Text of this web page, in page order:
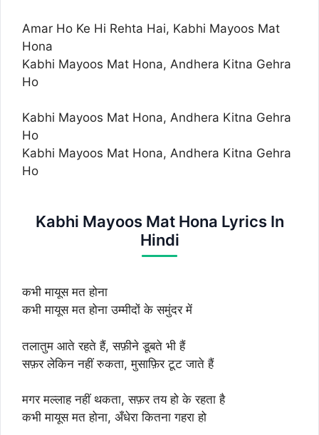
Amar Ho Ke Hi Rehta Hai, Kabhi Mayoos Mat
Hona
Kabhi Mayoos Mat Hona, Andhera Kitna Gehra
Ho
Kabhi Mayoos Mat Hona, Andhera Kitna Gehra
Ho
Kabhi Mayoos Mat Hona, Andhera Kitna Gehra
Ho
Kabhi Mayoos Mat Hona Lyrics In
Hindi
कभी मायूस मत होना
कभी मायूस मत होना उम्मीदों के समुंदर में
तलातुम आते रहते हैं, सफ़ीने डूबते भी हैं
सफ़र लेकिन नहीं रुकता, मुसाफ़िर टूट जाते हैं
मगर मल्लाह नहीं थकता, सफ़र तय हो के रहता है
कभी मायूस मत होना, अँधेरा कितना गहरा हो